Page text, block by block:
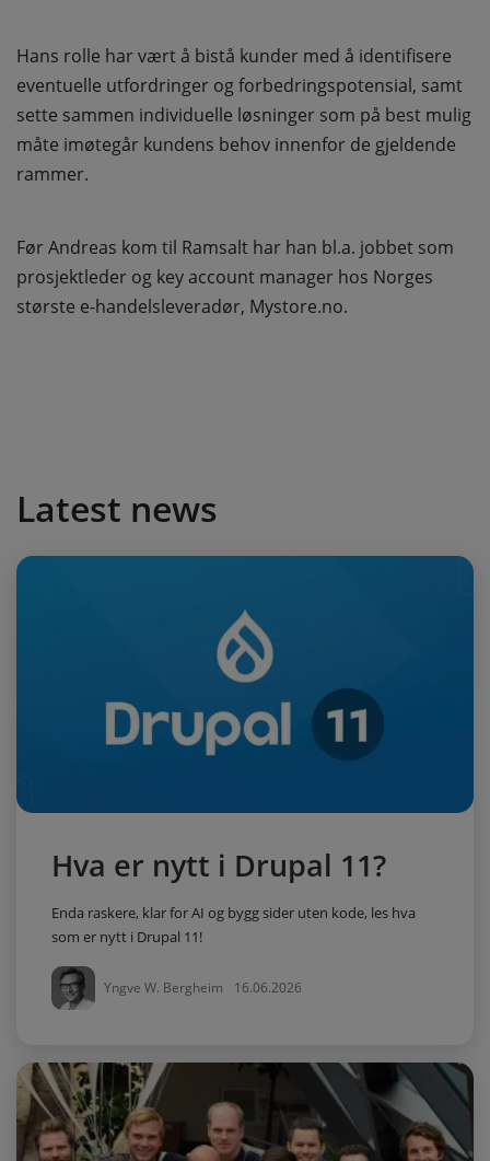
Hans rolle har vært å bistå kunder med å identifisere
eventuelle utfordringer og forbedringspotensial, samt
sette sammen individuelle løsninger som på best mulig
måte imøtegår kundens behov innenfor de gjeldende
rammer.
Før Andreas kom til Ramsalt har han bl.a. jobbet som
prosjektleder og key account manager hos Norges
største e-handelsleveradør, Mystore.no.
Latest news
Hva er nytt i Drupal 11?
Enda raskere, klar for AI og bygg sider uten kode, les hva
som er nytt i Drupal 11!
Yngve W. Bergheim 16.06.2026